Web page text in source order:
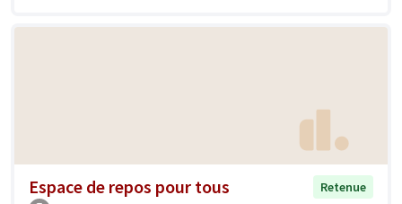
Espace de repos pour tous
Retenue